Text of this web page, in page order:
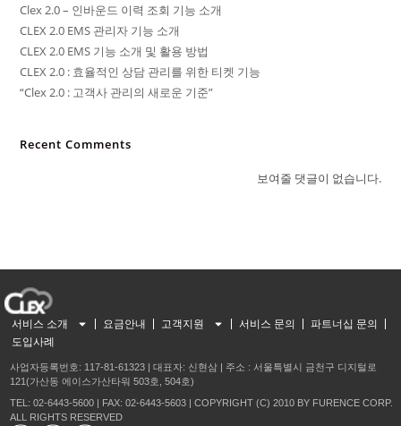
Clex 2.0 – 인바운드 이력 조회 기능 소개
CLEX 2.0 EMS 관리자 기능 소개
CLEX 2.0 EMS 기능 소개 및 활용 방법
CLEX 2.0 : 효율적인 상담 관리를 위한 티켓 기능
“Clex 2.0 : 고객사 관리의 새로운 기준”
Recent Comments
보여줄 댓글이 없습니다.
서비스 소개 요금안내 고객지원 서비스 문의
파트너십 문의
도입사례
사업자등록번호: 117-81-61323 | 대표자: 신현삼 | 주소 : 서울특별시 금천구 디지털로
121(가산동 에이스가산타워 503호, 504호)
TEL: 02-6443-5600 | FAX: 02-6443-5603 | COPYRIGHT (C) 2010 BY FURENCE CORP.
ALL RIGHTS RESERVED